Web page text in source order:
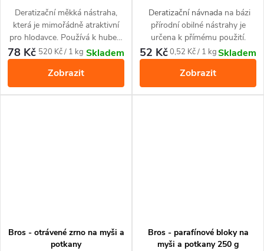
Deratizační měkká nástraha,
která je mimořádně atraktivní
pro hlodavce. Používá k hubení
potkana a myši domácí v
domácnostech a komunální
oblasti.
78 Kč Měrná
520 Kč / 1 kg Skladem
Zobrazit
mimořádně atraktivní pro myši a
potkany
Deratizační návnadana bázi
přírodní obilné nástrahy je
určena k přímému použití.
52 KčMěrná
0,52 Kč / 1 kgSkladem
Zobrazit
Bros - otrávené zrno na myši a
potkany
Bros - parafínové bloky na
myši a potkany 250 g